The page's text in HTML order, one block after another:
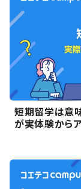
短期留学は意
が実体験から